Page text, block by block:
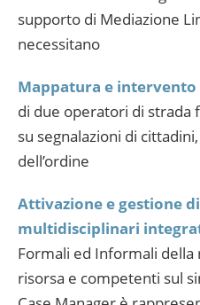
supporto di Mediazione
necessitano
Mappatura e intervento
di due operatori di strada
su segnalazioni di
dell’ordine
Attivazione e gestione
multidisciplinari
Formali ed Informali
risorsa e competenti sul